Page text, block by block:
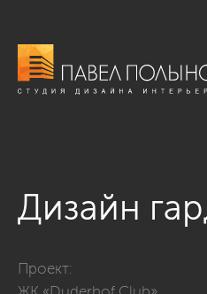
Дизайн
Проект: